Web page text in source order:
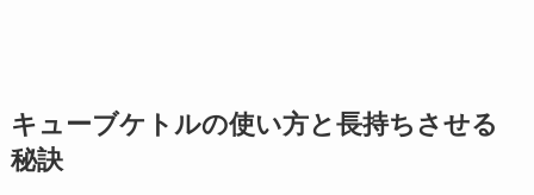
キューブケトルの使い方と長持ちさせる
秘訣